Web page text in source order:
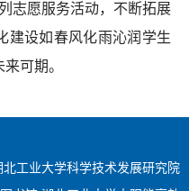
志愿服务活动，不断拓展
建设如春风化雨沁润学生
来可期。
北工业大学科学技术发展研究院